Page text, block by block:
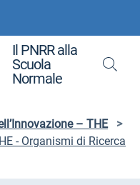
Il PNRR alla
Scuola
Normale
– THE
>
- Organismi di Ricerca